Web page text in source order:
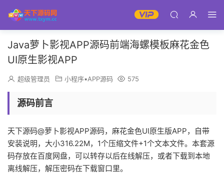
Java萝卜影视APP源码前端海螺模板麻花金色
UI原生影视APP
超级管理员 小程序▪APP源码 575
源码前言
天下源码@萝卜影视APP源码，麻花金色UI原生版APP，自带
安装说明，大小316.22M，1个压缩文件+1个文本文件。本套源
码存放在百度网盘，可以转存以后在线解压，或者下载到本地
离线解压，解压密码在下载窗口里。